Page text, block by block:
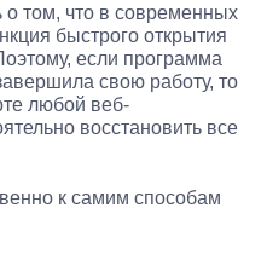
том, что в современных
быстрого открытия
если программа
свою работу, то
любой веб-
восстановить все
к самим способам